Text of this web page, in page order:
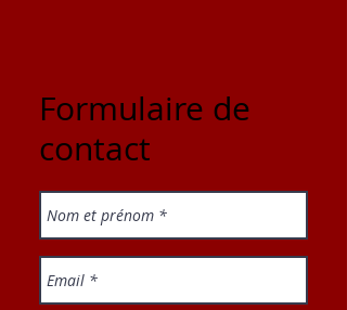
Formulaire de
contact